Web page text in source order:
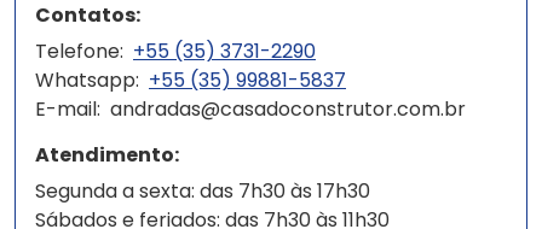
Contatos:
Telefone: +55 (35) 3731-2290
Whatsapp: +55 (35) 99881-5837
E-mail: andradas@casadoconstrutor.com.br
Atendimento:
Segunda a sexta: das 7h30 às 17h30
Sábados e feriados: das 7h30 às 11h30